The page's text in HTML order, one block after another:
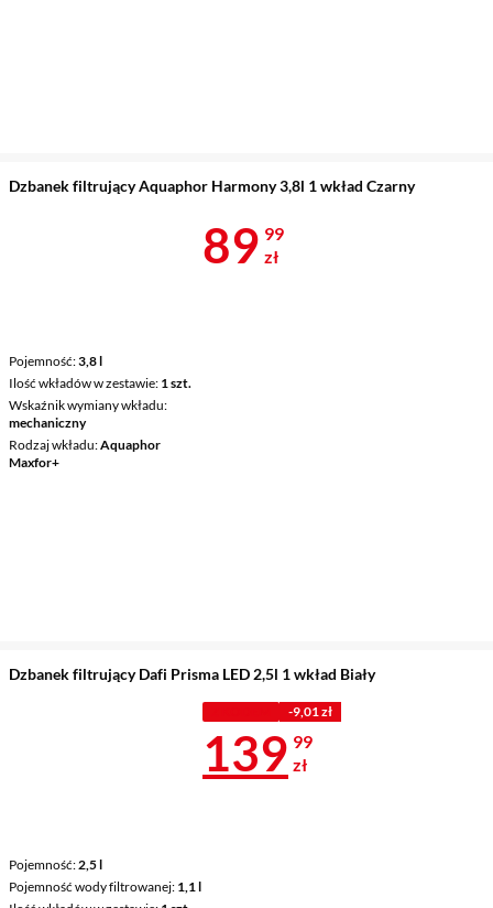
Dzbanek filtrujący Aquaphor Harmony 3,8l 1 wkład Czarny
Pojemność 3,8 l
Ilość wkładów w zestawie 1 szt.
Wskaźnik wymiany wkładu
mechaniczny
Rodzaj wkładu Aquaphor
Maxfor+
Cena 89,99
89 99
zł
Dzbanek filtrujący Dafi Prisma LED 2,5l 1 wkład Biały
Pojemność 2,5 l
Pojemność wody filtrowanej 1,1 l
-9,01 zł
Cena 139,99
139 99
zł